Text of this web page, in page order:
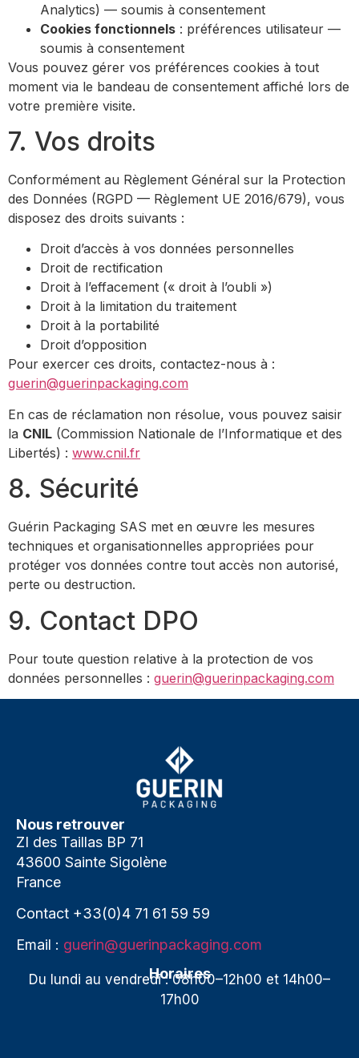
Analytics) — soumis à consentement
Cookies fonctionnels : préférences utilisateur —
soumis à consentement
Vous pouvez gérer vos préférences cookies à tout
moment via le bandeau de consentement affiché lors de
votre première visite.
7. Vos droits
Conformément au Règlement Général sur la Protection
des Données (RGPD — Règlement UE 2016/679), vous
disposez des droits suivants :
Droit d’accès à vos données personnelles
Droit de rectification
Droit à l’effacement (« droit à l’oubli »)
Droit à la limitation du traitement
Droit à la portabilité
Droit d’opposition
Pour exercer ces droits, contactez-nous à :
guerin@guerinpackaging.com
En cas de réclamation non résolue, vous pouvez saisir
la CNIL (Commission Nationale de l’Informatique et des
Libertés) : www.cnil.fr
8. Sécurité
Guérin Packaging SAS met en œuvre les mesures
techniques et organisationnelles appropriées pour
protéger vos données contre tout accès non autorisé,
perte ou destruction.
9. Contact DPO
Pour toute question relative à la protection de vos
données personnelles : guerin@guerinpackaging.com
Nous retrouver
ZI des Taillas BP 71
43600 Sainte Sigolène
France
Contact +33(0)4 71 61 59 59
Email : guerin@guerinpackaging.com
Horaires
Du lundi au vendredi : 08h00–12h00 et 14h00–
17h00